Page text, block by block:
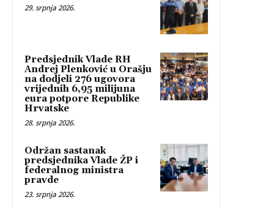
29. srpnja 2026.
Predsjednik Vlade RH
Andrej Plenković u Orašju
na dodjeli 276 ugovora
vrijednih 6,95 milijuna
eura potpore Republike
Hrvatske
28. srpnja 2026.
Održan sastanak
predsjednika Vlade ŽP i
federalnog ministra
pravde
23. srpnja 2026.